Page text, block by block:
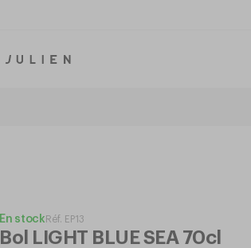
En stock Réf. EP13
Bol LIGHT BLUE SEA 70cl